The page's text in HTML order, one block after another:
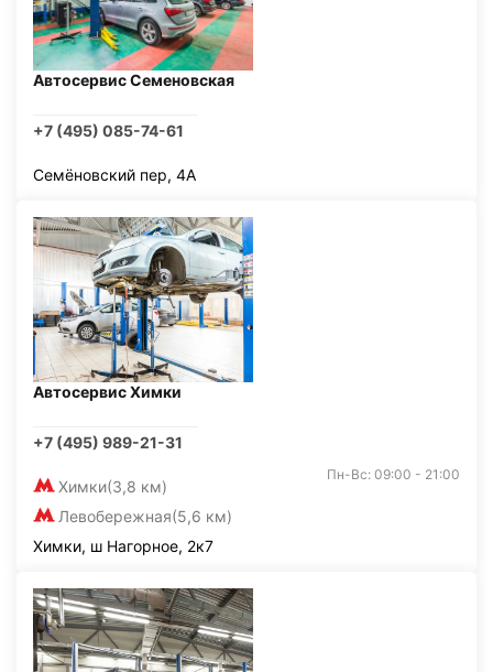
Автосервис Семеновская
+7 (495) 085-74-61
Семёновский пер, 4А
Автосервис Химки
+7 (495) 989-21-31
Химки(3,8 км)
Левобережная(5,6 км)
Пн-Вс: 09:00 - 21:00
Химки, ш Нагорное, 2к7